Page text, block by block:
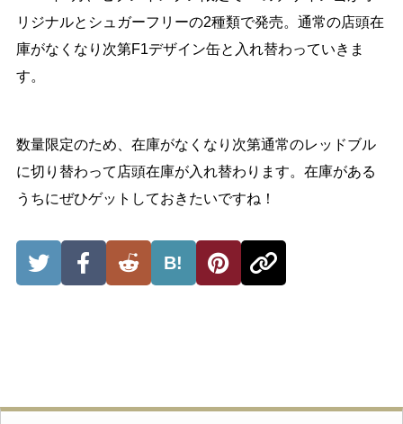
リジナルとシュガーフリーの2種類で発売。通常の店頭在
庫がなくなり次第F1デザイン缶と入れ替わっていきま
す。
数量限定のため、在庫がなくなり次第通常のレッドブル
に切り替わって店頭在庫が入れ替わります。在庫がある
うちにぜひゲットしておきたいですね！
B!